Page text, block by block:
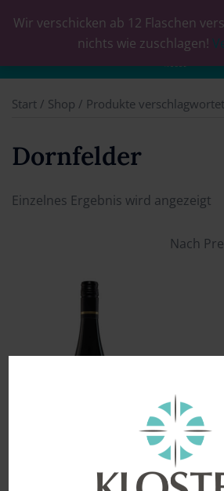
Wir verschicken ab 12 Flaschen
nichts wie zuschlagen!
Start / Shop / Produkte
Dornfelder
Einzelnes Ergebnis wird angezeigt